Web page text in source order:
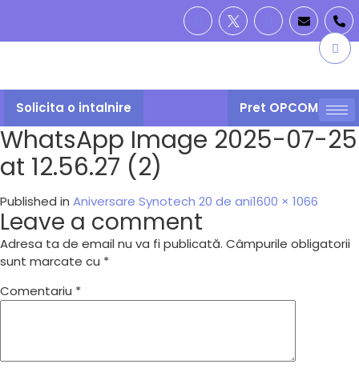
Solicita o intalnire Pret OPCOM/PZU
WhatsApp Image 2025-07-25
at 12.56.27 (2)
Published in Aniversare Synotech 20 de ani1600 × 1066
Leave a comment
Adresa ta de email nu va fi publicată. Câmpurile obligatorii
sunt marcate cu *
Comentariu *